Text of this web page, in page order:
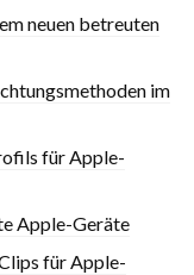
neuen betreuten
im
für Apple-
Apple-Geräte
für Apple-